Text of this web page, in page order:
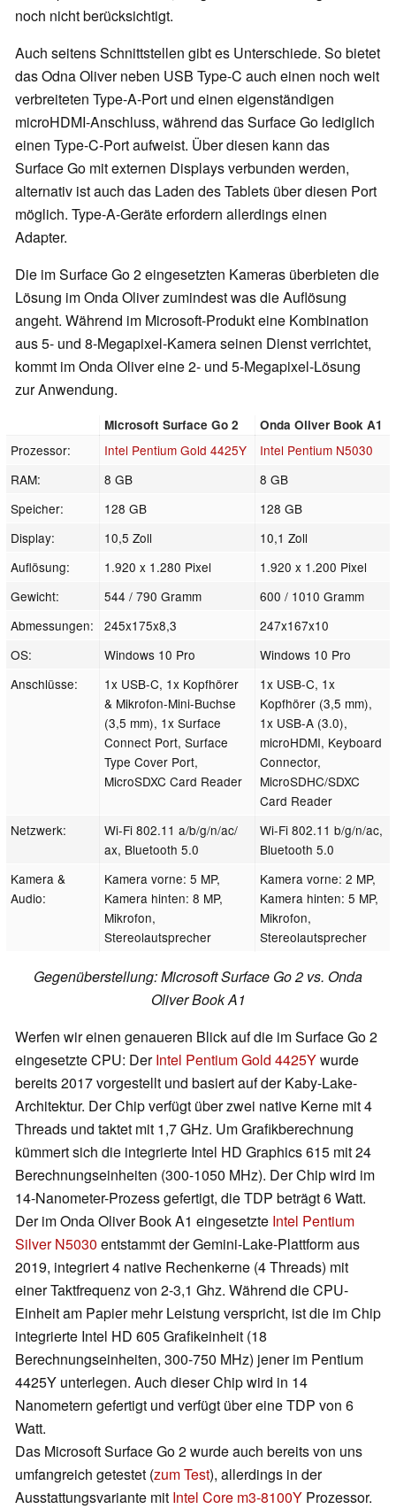
noch nicht berücksichtigt.
Auch seitens Schnittstellen gibt es Unterschiede. So bietet
das Odna Oliver neben USB Type-C auch einen noch weit
verbreiteten Type-A-Port und einen eigenständigen
microHDMI-Anschluss, während das Surface Go lediglich
einen Type-C-Port aufweist. Über diesen kann das
Surface Go mit externen Displays verbunden werden,
alternativ ist auch das Laden des Tablets über diesen Port
möglich. Type-A-Geräte erfordern allerdings einen
Adapter.
Die im Surface Go 2 eingesetzten Kameras überbieten die
Lösung im Onda Oliver zumindest was die Auflösung
angeht. Während im Microsoft-Produkt eine Kombination
aus 5- und 8-Megapixel-Kamera seinen Dienst verrichtet,
kommt im Onda Oliver eine 2- und 5-Megapixel-Lösung
zur Anwendung.
Microsoft Surface Go 2 Onda Oliver Book A1
Prozessor: Intel Pentium Gold 4425Y
Intel Pentium N5030
RAM:
8 GB
8 GB
Speicher:
128 GB
128 GB
Display:
10,5 Zoll
10,1 Zoll
Auflösung:
1.920 x 1.280 Pixel
1.920 x 1.200 Pixel
Gewicht:
544 / 790 Gramm
600 / 1010 Gramm
Abmessungen:
245x175x8,3
247x167x10
OS:
Windows 10 Pro
Windows 10 Pro
Anschlüsse:
1x USB-C, 1x Kopfhörer
& Mikrofon-Mini-Buchse
(3,5 mm), 1x Surface
Connect Port, Surface
Type Cover Port,
MicroSDXC Card Reader
1x USB-C, 1x
Kopfhörer (3,5 mm),
1x USB-A (3.0),
microHDMI, Keyboard
Connector,
MicroSDHC/SDXC
Card Reader
Netzwerk:
Wi-Fi 802.11 a/​b/​g/​n/​ac/​
ax, Bluetooth 5.0
Wi-Fi 802.11 b/g/n/ac,
Bluetooth 5.0
Kamera &
Audio:
Kamera vorne: 5 MP,
Kamera hinten: 8 MP,
Mikrofon,
Stereolautsprecher
Kamera vorne: 2 MP,
Kamera hinten: 5 MP,
Mikrofon,
Stereolautsprecher
Gegenüberstellung: Microsoft Surface Go 2 vs. Onda
Oliver Book A1
Werfen wir einen genaueren Blick auf die im Surface Go 2
eingesetzte CPU: DerIntel Pentium Gold 4425Ywurde
bereits 2017 vorgestellt und basiert auf der Kaby-Lake-
Architektur. Der Chip verfügt über zwei native Kerne mit 4
Threads und taktet mit 1,7 GHz. Um Grafikberechnung
kümmert sich die integrierte Intel HD Graphics 615 mit 24
Berechnungseinheiten (300-1050 MHz). Der Chip wird im
14-Nanometer-Prozess gefertigt, die TDP beträgt 6 Watt.
Der im Onda Oliver Book A1 eingesetzte Intel Pentium
Silver N5030 entstammt der Gemini-Lake-Plattform aus
2019, integriert 4 native Rechenkerne (4 Threads) mit
einer Taktfrequenz von 2-3,1 Ghz. Während die CPU-
Einheit am Papier mehr Leistung verspricht, ist die im Chip
integrierte Intel HD 605 Grafikeinheit (18
Berechnungseinheiten, 300-750 MHz) jener im Pentium
4425Y unterlegen. Auch dieser Chip wird in 14
Nanometern gefertigt und verfügt über eine TDP von 6
Watt.
Das Microsoft Surface Go 2 wurde auch bereits von uns
umfangreich getestet (zum Test), allerdings in der
Ausstattungsvariante mit Intel Core m3-8100Y Prozessor.